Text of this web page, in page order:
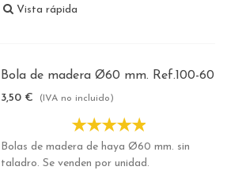
Vista rápida
Bola de madera Ø60 mm. Ref.100-60
3,50 € (IVA no incluido)
Bolas de madera de haya Ø60 mm. sin
taladro. Se venden por unidad.